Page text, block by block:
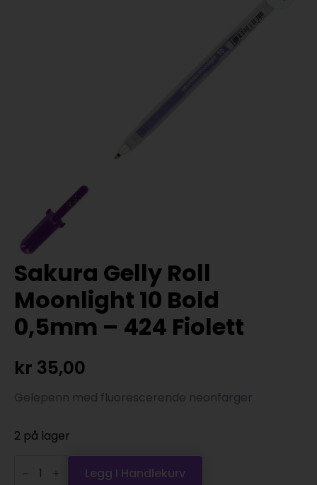
Sakura Gelly Roll
Moonlight 10 Bold
0,5mm – 424 Fiolett
kr 35,00
Gelepenn med fluorescerende neonfarger
2 på lager
Gelly Legg I Handlekurv